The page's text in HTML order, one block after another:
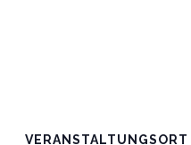
VERANSTALTUNGSORT